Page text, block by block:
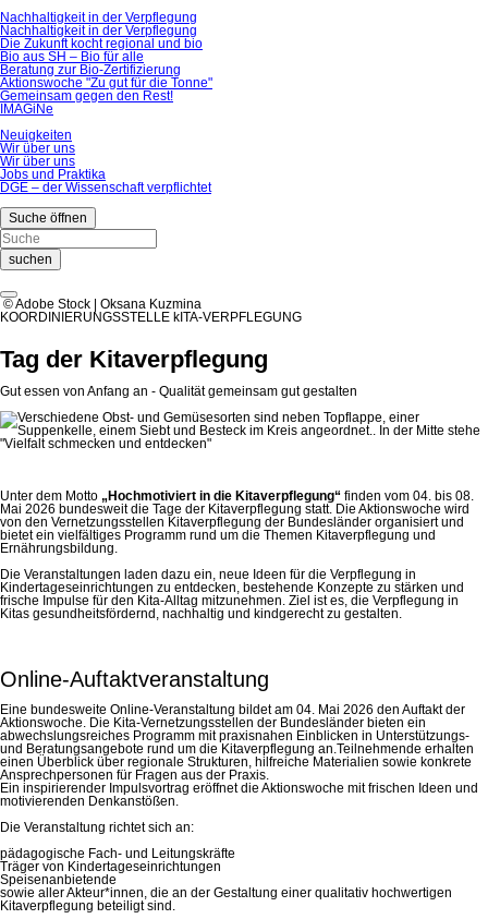
Nachhaltigkeit in der Verpflegung
Nachhaltigkeit in der Verpflegung
Die Zukunft kocht regional und bio
Bio aus SH – Bio für alle
Beratung zur Bio-Zertifizierung
Aktionswoche "Zu gut für die Tonne"
Gemeinsam gegen den Rest!
IMAGiNe
Neuigkeiten
Wir über uns
Wir über uns
Jobs und Praktika
DGE – der Wissenschaft verpflichtet
Suche öffnen
suchen
© Adobe Stock | Oksana Kuzmina
KOORDINIERUNGSSTELLE kITA-VERPFLEGUNG
Tag der Kitaverpflegung
Gut essen von Anfang an - Qualität gemeinsam gut gestalten
Unter dem Motto „Hochmotiviert in die Kitaverpflegung“ finden vom 04. bis 08.
Mai 2026 bundesweit die Tage der Kitaverpflegung statt. Die Aktionswoche wird
von den Vernetzungsstellen Kitaverpflegung der Bundesländer organisiert und
bietet ein vielfältiges Programm rund um die Themen Kitaverpflegung und
Ernährungsbildung.
Die Veranstaltungen laden dazu ein, neue Ideen für die Verpflegung in
Kindertageseinrichtungen zu entdecken, bestehende Konzepte zu stärken und
frische Impulse für den Kita-Alltag mitzunehmen. Ziel ist es, die Verpflegung in
Kitas gesundheitsfördernd, nachhaltig und kindgerecht zu gestalten.
Online-Auftaktveranstaltung
Eine bundesweite Online-Veranstaltung bildet am 04. Mai 2026 den Auftakt der
Aktionswoche. Die Kita-Vernetzungsstellen der Bundesländer bieten ein
abwechslungsreiches Programm mit praxisnahen Einblicken in Unterstützungs-
und Beratungsangebote rund um die Kitaverpflegung an.Teilnehmende erhalten
einen Überblick über regionale Strukturen, hilfreiche Materialien sowie konkrete
Ansprechpersonen für Fragen aus der Praxis.
Ein inspirierender Impulsvortrag eröffnet die Aktionswoche mit frischen Ideen und
motivierenden Denkanstößen.
Die Veranstaltung richtet sich an:
pädagogische Fach- und Leitungskräfte
Träger von Kindertageseinrichtungen
Speisenanbietende
sowie aller Akteur*innen, die an der Gestaltung einer qualitativ hochwertigen
Kitaverpflegung beteiligt sind.